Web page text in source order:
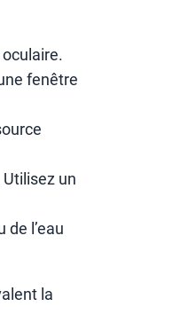
fenêtre
un
l’eau
la